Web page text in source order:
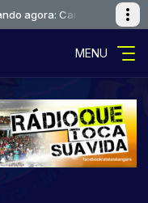
agora: Canção e Louvor -
MENU